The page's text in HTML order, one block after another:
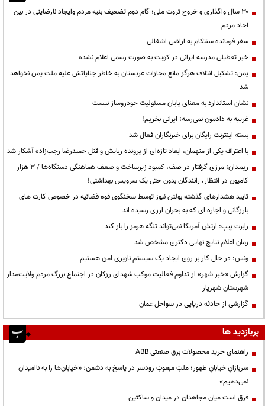
۳۰ سال واگذاری و خروج ثروت ملی؛ گام دوم تضعیف بنیه مردم وایجاد نارضایتی در بین
احاد مردم
سفر فرمانده سنتکام به اراضی اشغالی
خبر تعطیلی مدرسه ایرانی در کویت به صورت رسمی اعلام نشده
یمن: تشکیل ائتلاف هرگز مانع مجازات عربستان به خاطر جنایاتش علیه ملت یمن نخواهد
شد
نشان استاندارد به معنای پایان مسئولیت خودروساز نیست
غریبه به دادمون نمی‌رسه؛ ایرانی بخریم!
بسته اینترنت رایگان برای خبرنگاران فعال شد
با اعتراف یکی از متهمان، ابعاد تازه‌ای از پرونده ربایش و قتل حمیدرضا رجب‌زاده آشکار شد
ریمـدان؛ مرزی گرفتار در صف، کمبود زیرساخت و ضعف هماهنگی دستگاه‌ها / ۳ هزار
کامیون در انتظار، رانندگان بدون حتی یک سرویس بهداشتی!
تایید هشدارهای گذشته بولتن نیوز توسط سخنگوی قوه قضائیه در خصوص کارت های
بارزگانی و اجاره ای که به بحران ارزی رسیده اند
رابرت پیپ: ارتش آمریکا نمی‌تواند تنگه هرمز را باز کند
زمان اعلام نتایج نهایی دکتری مشخص شد
ونس: در حال کار بر روی ایجاد یک سیستم ناوبری امن هستیم
گزارش «خبر شهر» از تداوم فعالیت موکب شهدای رزکان در اجتماع بزرگ مردم ولایت‌مدار
شهرستان شهریار
گزارشی از حادثه دریایی در سواحل عمان
پربازدید ها
راهنمای خرید محصولات برق صنعتی ABB
سربازانِ خیابانِ ظهور؛ ملتِ مبعوثِ رودسر در پاسخ به دشمن: «خیابان‌ها را به ناامیدان
نمی‌دهیم»
فرق است میان مجاهدان در میدان و ساکتین